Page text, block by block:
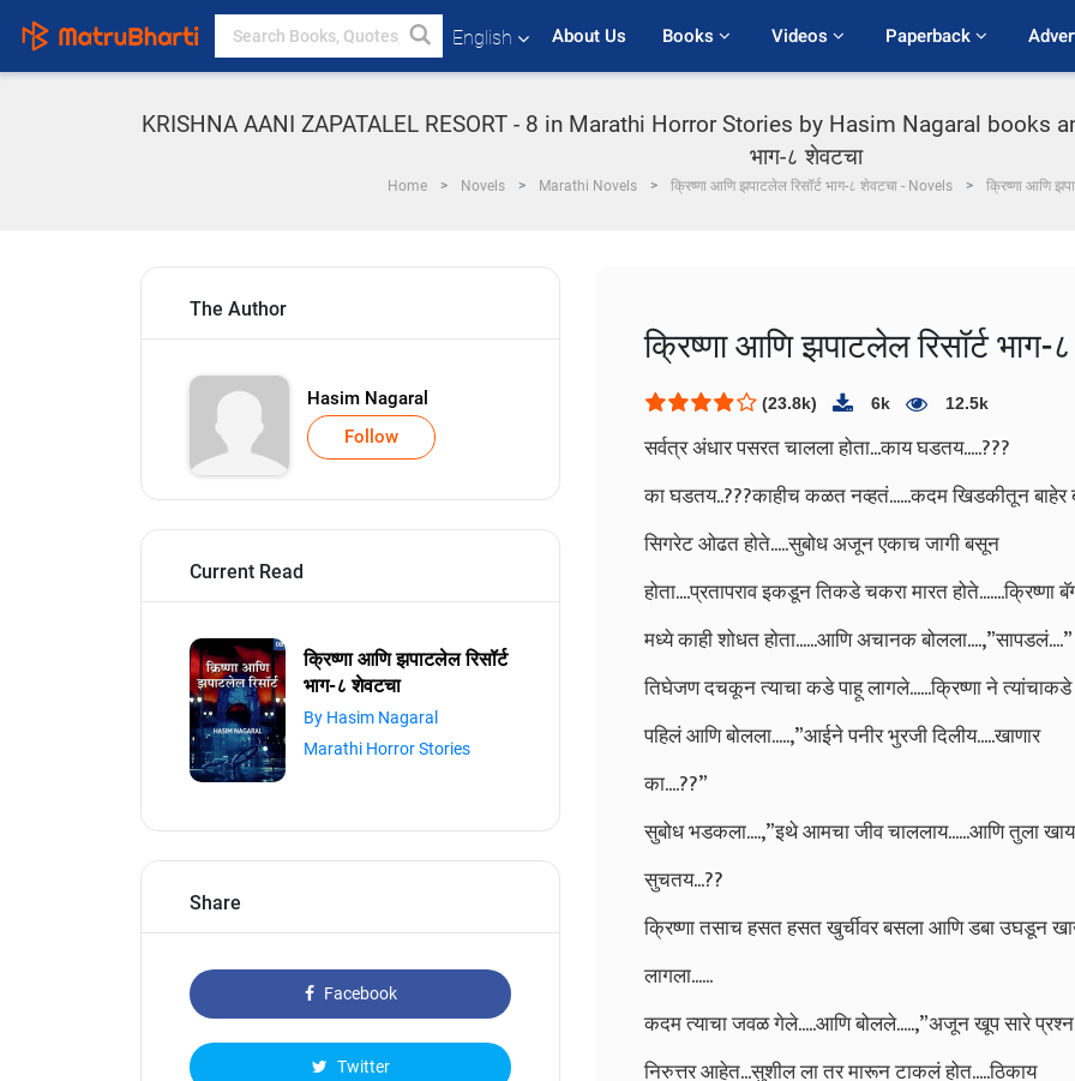
English About Us Books Videos Paperback
KRISHNA AANI ZAPATALEL RESORT - 8 in Marathi Horror Stories by Hasim Nagaral books
भाग-८ शेवटचा
Home Novels Marathi Novels क्रिष्णा आणि झपाटलेल रिसॉर्ट भाग-८ शेवटचा - Novels क्रिष्णा आणि
The Author
Hasim Nagaral
Follow
Current Read
क्रिष्णा आणि झपाटलेल रिसॉर्ट
भाग-८ शेवटचा
By Hasim Nagaral
Marathi Horror Stories
Share
Facebook
Twitter
क्रिष्णा आणि झपाटलेल रिसॉर्ट भाग-
(23.8k) 6k 12.5k
सर्वत्र अंधार पसरत चालला होता...काय घडतय.....???
का घडतय..???काहीच कळत नव्हतं......कदम खिडकीतून
सिगरेट ओढत होते.....सुबोध अजून एकाच जागी बसून
होता....प्रतापराव इकडून तिकडे चकरा मारत होते.......क्रिष्णा
मध्ये काही शोधत होता......आणि अचानक बोलला....,”सापडलं....”
तिघेजण दचकून त्याचा कडे पाहू लागले......क्रिष्णा ने त्यांचाकडे
पहिलं आणि बोलला.....,”आईने पनीर भुरजी दिलीय.....खाणार
का....??”
सुबोध भडकला....,”इथे आमचा जीव चाललाय......आणि तुला
सुचतय...??
क्रिष्णा तसाच हसत हसत खुर्चीवर बसला आणि डबा उघडून
लागला......
कदम त्याचा जवळ गेले.....आणि बोलले.....,”अजून खूप सारे प्रश्न
निरुत्तर आहेत...सुशील ला तर मारून टाकलं होत.....ठिकाय